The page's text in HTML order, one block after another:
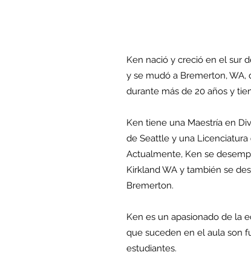
Ken nació y creció en el sur
y se mudó a Bremerton,
durante más de 20 años y
Ken tiene una Maestría en
de Seattle y una Licenciatura
Actualmente, Ken se
Kirkland WA y también se
Bremerton.
Ken es un apasionado de la
que suceden en el aula son
estudiantes.